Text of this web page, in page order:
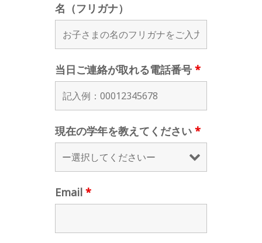
名（フリガナ）
当日ご連絡が取れる電話番号 *
現在の学年を教えてください *
Email *